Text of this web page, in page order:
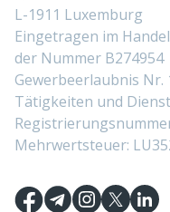
L-1911 Luxemburg
Eingetragen im
der Nummer B274954
Gewerbeerlaubnis Nr.
Tätigkeiten und
Mehrwertsteuer: